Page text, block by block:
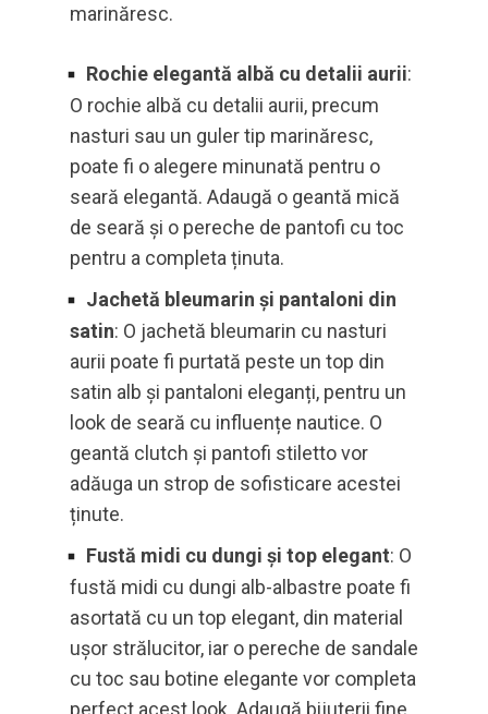
marinăresc.
Rochie elegantă albă cu detalii aurii:
O rochie albă cu detalii aurii, precum
nasturi sau un guler tip marinăresc,
poate fi o alegere minunată pentru o
seară elegantă. Adaugă o geantă mică
de seară și o pereche de pantofi cu toc
pentru a completa ținuta.
Jachetă bleumarin și pantaloni din
satin: O jachetă bleumarin cu nasturi
aurii poate fi purtată peste un top din
satin alb și pantaloni eleganți, pentru un
look de seară cu influențe nautice. O
geantă clutch și pantofi stiletto vor
adăuga un strop de sofisticare acestei
ținute.
Fustă midi cu dungi și top elegant: O
fustă midi cu dungi alb-albastre poate fi
asortată cu un top elegant, din material
ușor strălucitor, iar o pereche de sandale
cu toc sau botine elegante vor completa